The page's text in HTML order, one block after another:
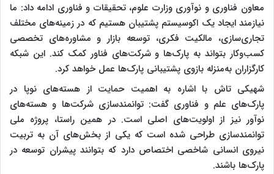
معاون فناوری و نوآوری وزارت علوم، تحقیقات و فناوری ادامه داد: ما
نیازمند ایجاد یک اکوسیستم پشتیبان هستیم که در زمینه‌های مختلف
تجاری‌سازی، مالکیت فکری، توسعه بازار و مشاوره‌های تخصصی
کسب‌وکار بتواند به پارک‌ها و شرکت‌های فناور کمک کند. این شبکه
کارگزاران به‌منزله بازوی پشتیبانی پارک‌ها عمل خواهد کرد.
شهیکی تاش با اشاره به اهمیت حمایت از هسته‌های نوپا در
پارک‌های علم و فناوری گفت: توانمندسازی شرکت‌ها و هسته‌های
نوآور نیز از اولویت‌های اصلی است. در همین راستا، پروژه ملی
توانمندسازی طراحی شده است که یکی از بخش‌های آن به تربیت
نیروی انسانی شاخصی اختصاص دارد که بتوانند پیشران توسعه در
پارک‌ها باشند.